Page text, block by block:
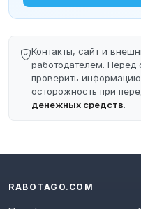
Контакты, сайт и
работодателем. Перед
проверить
осторожность при
денежных средств.
RABOTAGO.COM